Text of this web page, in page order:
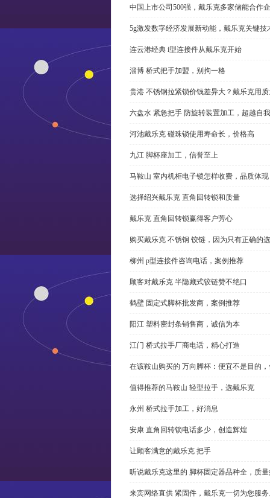
中国上市公司500强，戴乐克多家储能合作
5g激发数字经济发展新动能，戴乐克关键技
连云港经典 i型连接件从戴乐克开始
淄博 桥式把手加盟，别拘一格
贵港 不锈钢拉紧锁价钱差异大？戴乐克用
六盘水 紧急把手 防旋转装置加工，超越自我
河池戴乐克 碰珠锁使用寿命长，价格高
九江 脚杯座加工，信誉至上
马鞍山 室内机柜电子锁怎样收费，品质体现
选择绍兴戴乐克 直角回转锁和质量
戴乐克 直角回转锁赢得客户芳心
购买戴乐克 不锈钢 铰链，因为只有正确的
柳州 p型连接件咨询电话，案例推荐
顾客对戴乐克 半隐藏式铰链赞不绝口
鹤壁 固定式脚杯批发商，案例推荐
阳江 塑料密封条销售商，诚信为本
江门 桥式拉手厂商电话，精心打造
在该鞍山购买的 万向脚杯：便宜不是目的
值得推荐的马鞍山 轻型拉手，选戴乐克
永州 桥式拉手加工，好消息
安康 直角回转锁电话多少，创造辉煌
让顾客满意的戴乐克 把手
听说戴乐克这里的 脚杯固定器品种全，质
来宾网络直供 紧固件，戴乐克一切为您服